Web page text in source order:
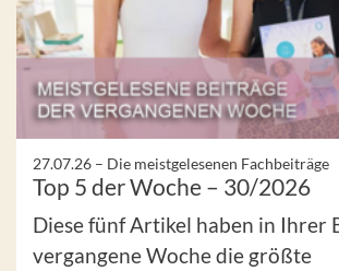
27.07.26 – Die meistgelesenen Fachbeiträge
Top 5 der Woche – 30/2026
Diese fünf Artikel haben in Ihrer
vergangene Woche die größte